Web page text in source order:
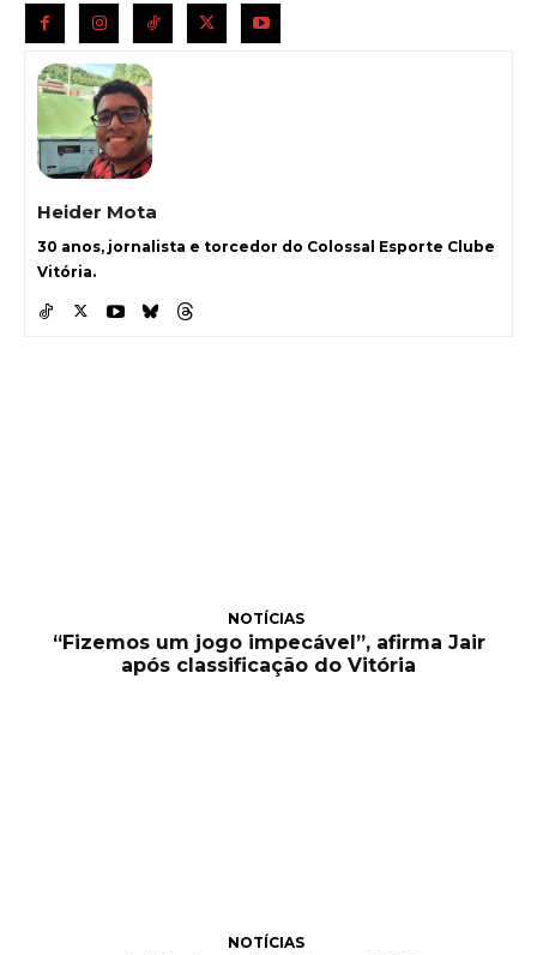
Heider Mota
30 anos, jornalista e torcedor do Colossal Esporte Clube
Vitória.
NOTÍCIAS
“Fizemos um jogo impecável”, afirma Jair
após classificação do Vitória
NOTÍCIAS